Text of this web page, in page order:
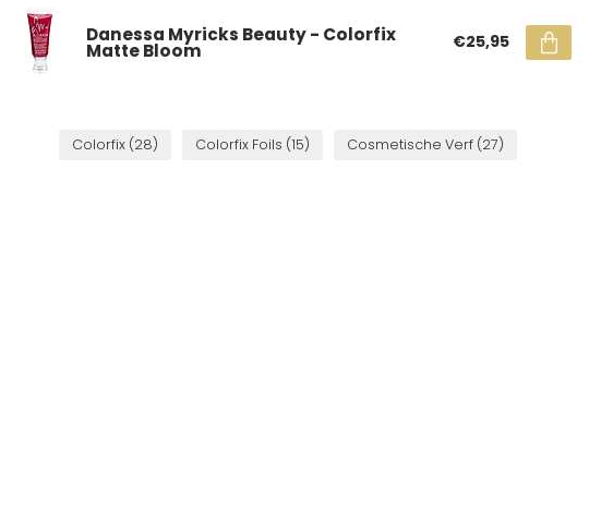
Danessa Myricks Beauty - Colorfix
Matte Bloom €25,95
Colorfix (28) Colorfix Foils (15) Cosmetische Verf (27)